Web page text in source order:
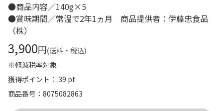
●商品内容／140g×5
●賞味期間／常温で2年1ヵ月 商品提供者：伊藤忠食品
（株）
3,900円(送料・税込)
※軽減税率対象
獲得ポイント： 39 pt
商品番号
8075082863